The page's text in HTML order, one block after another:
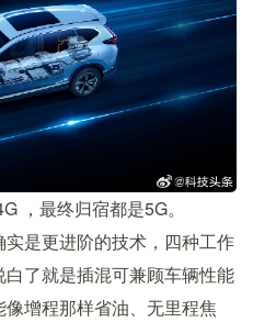
，最终归宿都是5G。
是更进阶的技术，四种工作
了就是插混可兼顾车辆性能
增程那样省油、无里程焦